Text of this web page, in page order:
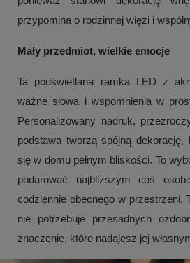
przypomina o rodzinnej więzi i
Mały przedmiot, wielkie emocje
Ta podświetlana ramka LED z
ważne słowa i wspomnienia w
Personalizowany nadruk,
podstawa tworzą spójną dekorację,
się w domu pełnym bliskości. To
podarować najbliższym coś
codziennie obecnego w przestrzeni.
nie potrzebuje przesadnych
znaczenie, które nadajesz jej